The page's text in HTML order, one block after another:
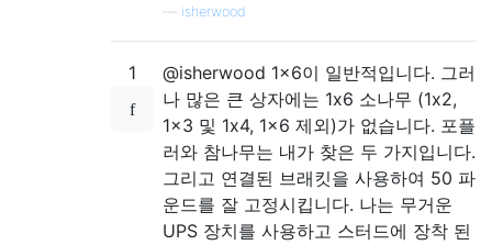
isherwood
1
@isherwood 1x6이 일반적입니다. 그러
나 많은 큰 상자에는 1x6 소나무 (1x2,
1x3 및 1x4, 1x6 제외)가 없습니다. 포플
러와 참나무는 내가 찾은 두 가지입니다.
그리고 연결된 브래킷을 사용하여 50 파
운드를 잘 고정시킵니다. 나는 무거운
UPS 장치를 사용하고 스터드에 장착 된